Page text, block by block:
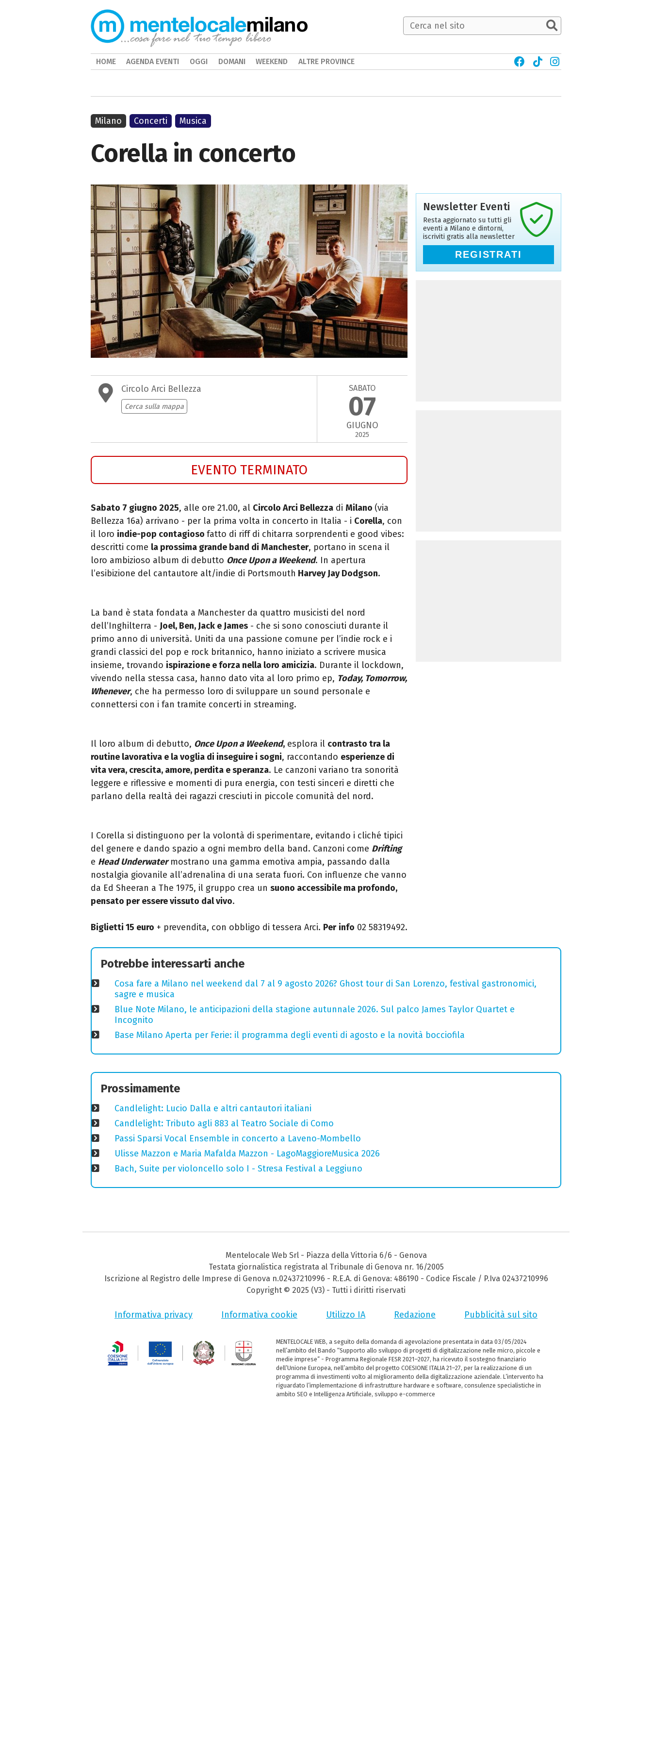
Corella in concerto
Circolo Arci Bellezza
Cerca sulla mappa
SABATO
07
GIUGNO
2025
EVENTO TERMINATO
Sabato 7 giugno 2025, alle ore 21.00, al Circolo Arci Bellezza di Milano (via
Bellezza 16a) arrivano - per la prima volta in concerto in Italia - i Corella, con
il loro indie-pop contagioso fatto di riff di chitarra sorprendenti e good vibes:
descritti come la prossima grande band di Manchester, portano in scena il
loro ambizioso album di debutto Once Upon a Weekend. In apertura
l’esibizione del cantautore alt/indie di Portsmouth Harvey Jay Dodgson.
La band è stata fondata a Manchester da quattro musicisti del nord
dell’Inghilterra - Joel, Ben, Jack e James - che si sono conosciuti durante il
primo anno di università. Uniti da una passione comune per l’indie rock e i
grandi classici del pop e rock britannico, hanno iniziato a scrivere musica
insieme, trovando ispirazione e forza nella loro amicizia. Durante il lockdown,
vivendo nella stessa casa, hanno dato vita al loro primo ep, Today, Tomorrow,
Whenever, che ha permesso loro di sviluppare un sound personale e
connettersi con i fan tramite concerti in streaming.
Il loro album di debutto, Once Upon a Weekend, esplora il contrasto tra la
routine lavorativa e la voglia di inseguire i sogni, raccontando esperienze di
vita vera, crescita, amore, perdita e speranza. Le canzoni variano tra sonorità
leggere e riflessive e momenti di pura energia, con testi sinceri e diretti che
parlano della realtà dei ragazzi cresciuti in piccole comunità del nord.
I Corella si distinguono per la volontà di sperimentare, evitando i cliché tipici
del genere e dando spazio a ogni membro della band. Canzoni come Drifting
e Head Underwatermostrano una gamma emotiva ampia, passando dalla
nostalgia giovanile all’adrenalina di una serata fuori. Con influenze che vanno
da Ed Sheeran a The 1975, il gruppo crea un suono accessibile ma profondo,
pensato per essere vissuto dal vivo.
Biglietti 15 euro + prevendita, con obbligo di tessera Arci. Per info 02 58319492.
Milano Concerti Musica
Newsletter Eventi
Resta aggiornato su tutti gli
eventi a Milano e dintorni,
iscriviti gratis alla newsletter
REGISTRATI
Potrebbe interessarti anche
Cosa fare a Milano nel weekend dal 7 al 9 agosto 2026? Ghost tour di San Lorenzo, festival gastronomici,
sagre e musica
Blue Note Milano, le anticipazioni della stagione autunnale 2026. Sul palco James Taylor Quartet e
Incognito
Base Milano Aperta per Ferie: il programma degli eventi di agosto e la novità bocciofila
Prossimamente
Candlelight: Lucio Dalla e altri cantautori italiani
Candlelight: Tributo agli 883 al Teatro Sociale di Como
Passi Sparsi Vocal Ensemble in concerto a Laveno-Mombello
Ulisse Mazzon e Maria Mafalda Mazzon - LagoMaggioreMusica 2026
Bach, Suite per violoncello solo I - Stresa Festival a Leggiuno
milano
HOME AGENDA EVENTI OGGI DOMANI WEEKEND ALTRE PROVINCE
Mentelocale Web Srl - Piazza della Vittoria 6/6 - Genova
Testata giornalistica registrata al Tribunale di Genova nr. 16/2005
Iscrizione al Registro delle Imprese di Genova n.02437210996 - R.E.A. di Genova: 486190 - Codice Fiscale / P.Iva 02437210996
Copyright © 2025 (V3) - Tutti i diritti riservati
Informativa privacy Informativa cookie Utilizzo IA Redazione Pubblicità sul sito
MENTELOCALE WEB, a seguito della domanda di agevolazione presentata in data 03/05/2024
nell’ambito del Bando “Supporto allo sviluppo di progetti di digitalizzazione nelle micro, piccole e
medie imprese” - Programma Regionale FESR 2021–2027, ha ricevuto il sostegno finanziario
dell’Unione Europea, nell’ambito del progetto COESIONE ITALIA 21–27, per la realizzazione di un
programma di investimenti volto al miglioramento della digitalizzazione aziendale. L’intervento ha
riguardato l’implementazione di infrastrutture hardware e software, consulenze specialistiche in
ambito SEO e Intelligenza Artificiale, sviluppo e-commerce